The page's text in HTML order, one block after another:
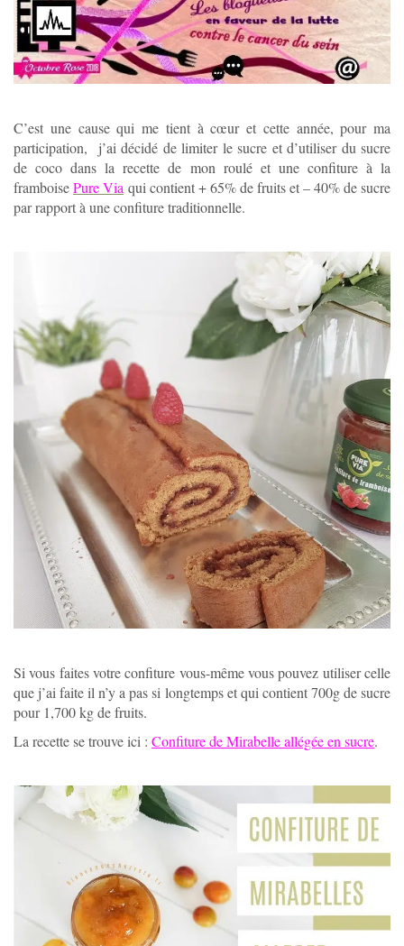
C’est une cause qui me tient à cœur et cette année, pour ma
participation, j’ai décidé de limiter le sucre et d’utiliser du sucre
de coco dans la recette de mon roulé et une confiture à la
framboisePure Via qui contient + 65% de fruits et – 40% de sucre
par rapport à une confiture traditionnelle.
Si vous faites votre confiture vous-même vous pouvez utiliser celle
que j’ai faite il n’y a pas si longtemps et qui contient 700g de sucre
pour 1,700 kg de fruits.
La recette se trouve ici : Confiture de Mirabelle allégée en sucre.